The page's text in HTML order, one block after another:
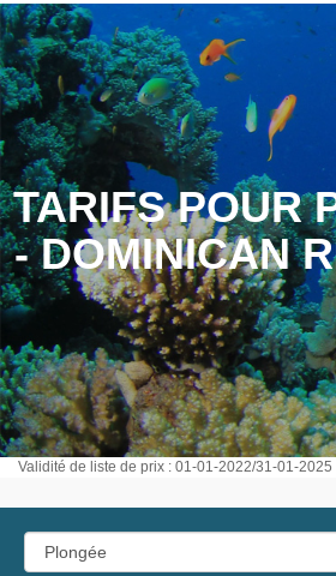
TARIFS POUR
- DOMINICAN
Validité de liste de prix : 01-01-2022/31-01-2025